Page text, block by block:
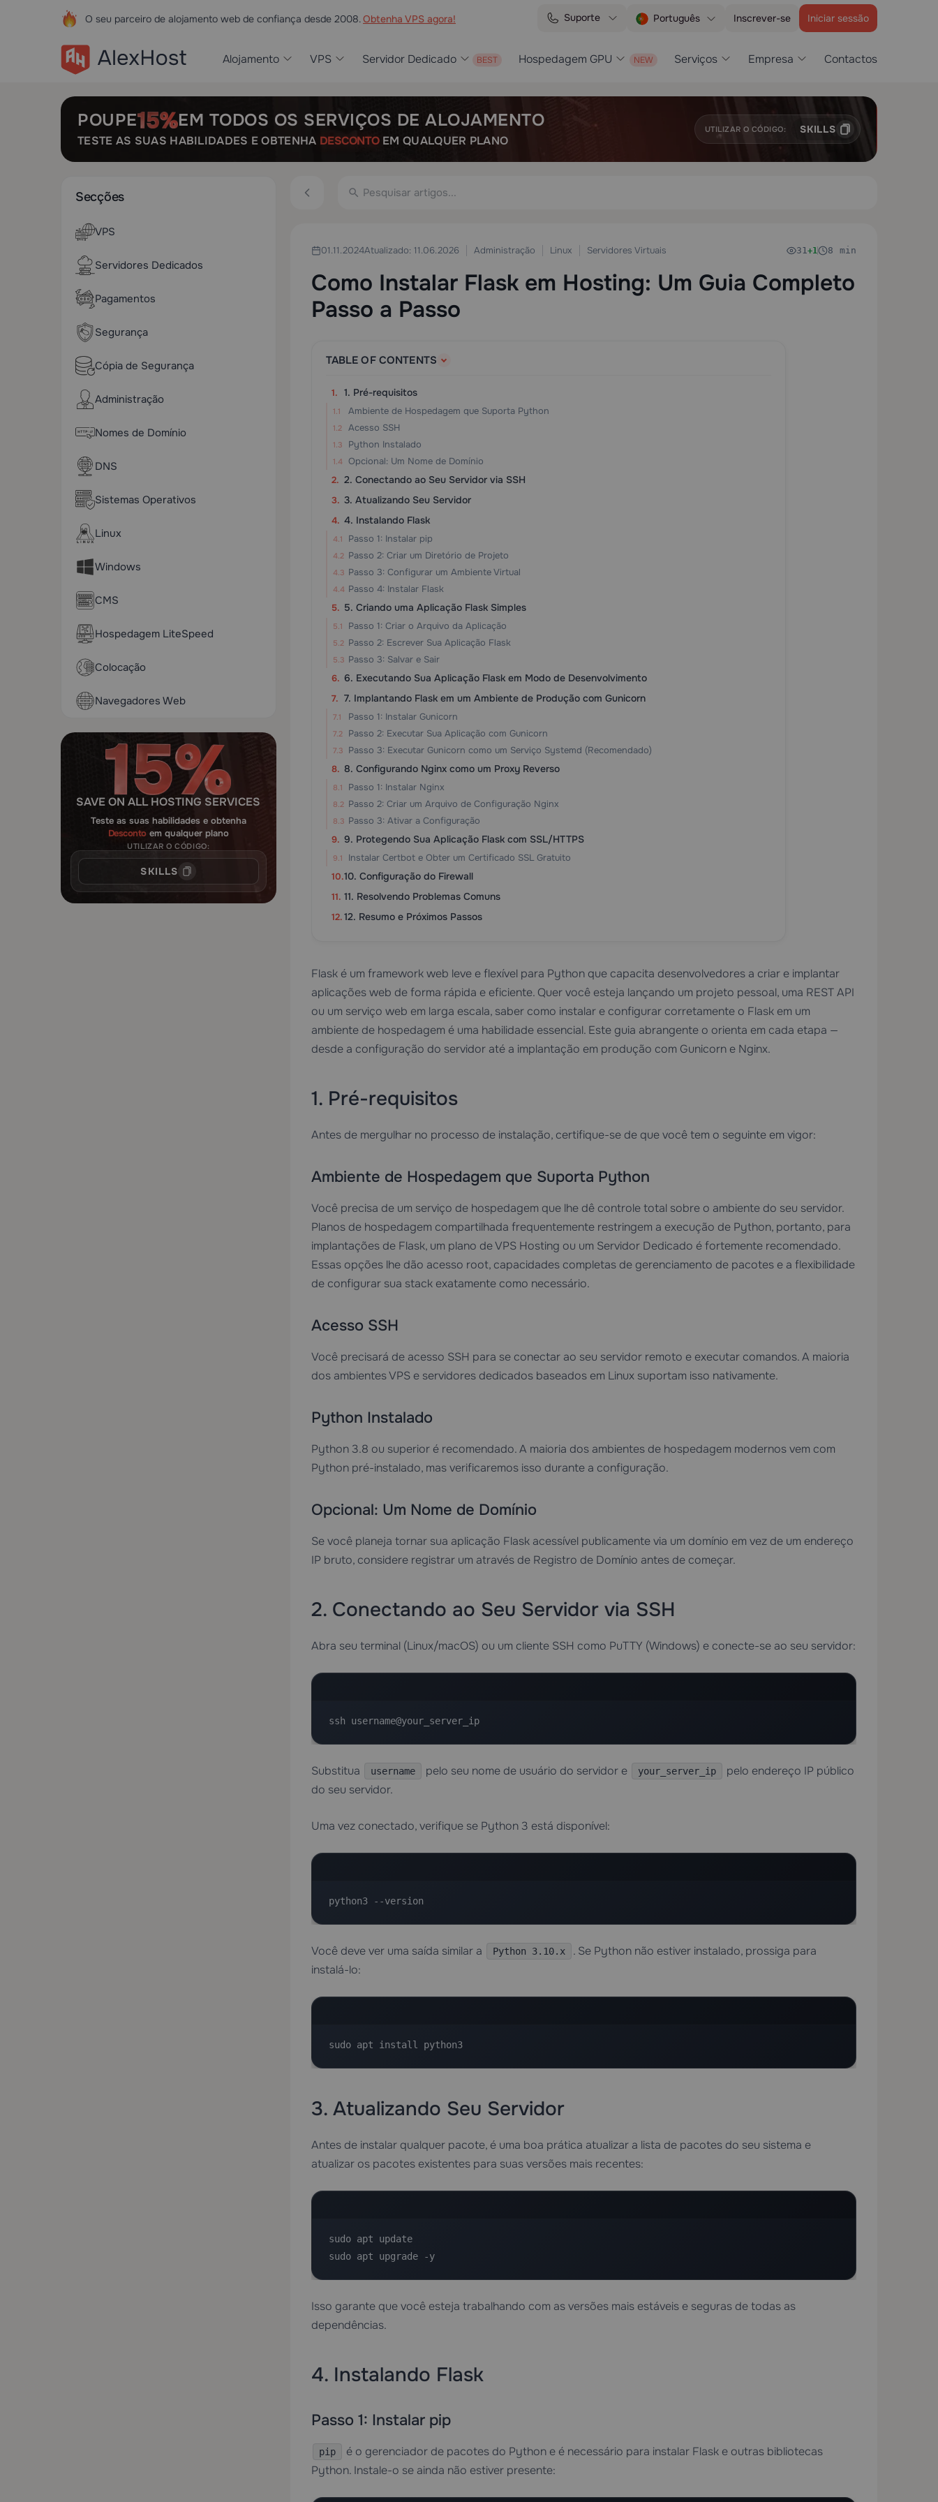
O seu parceiro de alojamento web de confiança desde 2008.Obtenha VPS agora! Suporte Português Inscrever-se Iniciar sessão
Alojamento VPS Servidor Dedicado Hospedagem GPU Serviços Empresa Contactos
POUPE EM TODOS OS SERVIÇOS DE ALOJAMENTO
TESTE AS SUAS HABILIDADES E OBTENHA DESCONTOEM QUALQUER PLANO
UTILIZAR O CÓDIGO: SKILLS
Secções
VPS
Servidores Dedicados
Pagamentos
Segurança
Cópia de Segurança
Administração
Nomes de Domínio
DNS
Sistemas Operativos
Linux
Windows
CMS
Hospedagem LiteSpeed
Colocação
Navegadores Web
SAVE ON ALL HOSTING SERVICES
Teste as suas habilidades e obtenha
Descontoem qualquer plano
UTILIZAR O CÓDIGO:
SKILLS
01.11.2024Atualizado: 11.06.2026 Administração Linux Servidores Virtuais 31+1 8 min
Como Instalar Flask em Hosting: Um Guia Completo
Passo a Passo
TABLE OF CONTENTS
1. Pré-requisitos
Ambiente de Hospedagem que Suporta Python
Acesso SSH
Python Instalado
Opcional: Um Nome de Domínio
2. Conectando ao Seu Servidor via SSH
3. Atualizando Seu Servidor
4. Instalando Flask
Passo 1: Instalar pip
Passo 2: Criar um Diretório de Projeto
Passo 3: Configurar um Ambiente Virtual
Passo 4: Instalar Flask
5. Criando uma Aplicação Flask Simples
Passo 1: Criar o Arquivo da Aplicação
Passo 2: Escrever Sua Aplicação Flask
Passo 3: Salvar e Sair
6. Executando Sua Aplicação Flask em Modo de Desenvolvimento
7. Implantando Flask em um Ambiente de Produção com Gunicorn
Passo 1: Instalar Gunicorn
Passo 2: Executar Sua Aplicação com Gunicorn
Passo 3: Executar Gunicorn como um Serviço Systemd (Recomendado)
8. Configurando Nginx como um Proxy Reverso
Passo 1: Instalar Nginx
Passo 2: Criar um Arquivo de Configuração Nginx
Passo 3: Ativar a Configuração
9. Protegendo Sua Aplicação Flask com SSL/HTTPS
Instalar Certbot e Obter um Certificado SSL Gratuito
10. Configuração do Firewall
11. Resolvendo Problemas Comuns
12. Resumo e Próximos Passos
Flask é um framework web leve e flexível para Python que capacita desenvolvedores a criar e implantar
aplicações web de forma rápida e eficiente. Quer você esteja lançando um projeto pessoal, uma REST API
ou um serviço web em larga escala, saber como instalar e configurar corretamente o Flask em um
ambiente de hospedagem é uma habilidade essencial. Este guia abrangente o orienta em cada etapa —
desde a configuração do servidor até a implantação em produção com Gunicorn e Nginx.
1. Pré-requisitos
Antes de mergulhar no processo de instalação, certifique-se de que você tem o seguinte em vigor:
Ambiente de Hospedagem que Suporta Python
Você precisa de um serviço de hospedagem que lhe dê controle total sobre o ambiente do seu servidor.
Planos de hospedagem compartilhada frequentemente restringem a execução de Python, portanto, para
implantações de Flask, um plano deVPS Hosting ou um Servidor Dedicado é fortemente recomendado.
Essas opções lhe dão acesso root, capacidades completas de gerenciamento de pacotes e a flexibilidade
de configurar sua stack exatamente como necessário.
Acesso SSH
Você precisará de acesso SSH para se conectar ao seu servidor remoto e executar comandos. A maioria
dos ambientes VPS e servidores dedicados baseados em Linux suportam isso nativamente.
Python Instalado
Python 3.8 ou superior é recomendado. A maioria dos ambientes de hospedagem modernos vem com
Python pré-instalado, mas verificaremos isso durante a configuração.
Opcional: Um Nome de Domínio
Se você planeja tornar sua aplicação Flask acessível publicamente via um domínio em vez de um endereço
IP bruto, considere registrar um através de Registro de Domínio antes de começar.
2. Conectando ao Seu Servidor via SSH
Abra seu terminal (Linux/macOS) ou um cliente SSH como PuTTY (Windows) e conecte-se ao seu servidor:
ssh username@your_server_ip
Substitua username pelo seu nome de usuário do servidor e your_server_ip
pelo endereço IP público
do seu servidor.
Uma vez conectado, verifique se Python 3 está disponível:
python3 --version
Você deve ver uma saída similar a Python 3.10.x
. Se Python não estiver instalado, prossiga para
instalá-lo:
sudo apt install python3
3. Atualizando Seu Servidor
Antes de instalar qualquer pacote, é uma boa prática atualizar a lista de pacotes do seu sistema e
atualizar os pacotes existentes para suas versões mais recentes:
sudo apt update
sudo apt upgrade -y
Isso garante que você esteja trabalhando com as versões mais estáveis e seguras de todas as
dependências.
4. Instalando Flask
Passo 1: Instalar pip
pip
é o gerenciador de pacotes do Python e é necessário para instalar Flask e outras bibliotecas
Python. Instale-o se ainda não estiver presente: